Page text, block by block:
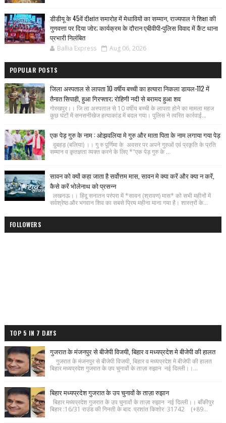
डीडीयू के 45वें दीक्षांत समारोह में मेधावियों का सम्मान, राज्यपाल ने शिक्षा की
गुणवत्ता पर दिया जोर; कार्यक्रम के दौरान एबीवीपी-पुलिस विवाद में कैंट थाना
प्रभारी निलंबित
Ballia Express Aug 06, 2026
POPULAR POSTS
जिला अस्पताल से लापता 10 वर्षीय बच्ची का हत्यारा निकला डायल-112 में
तैनात सिपाही, हुआ गिरफ्तार; रोहिणी नदी से बरामद हुआ शव
गोरखपुर।। जि ला अस्पताल से 10 वर्षीय बच्ची के लापता होने का मामला महज
कुछ घंटों में सनसनीखेज हत्याकांड में बदल गया। पुलिस ने त्वरित कार्रवाई...
एक पेड़ गुरु के नाम : ओझवलिया मे गुरु और माता पिता के नाम लगाया गया पेड़
दुबहड़ (बलिया) ।। गु रु पूर्णिमा के अवसर पर अपने गुरुओं एवं प्रकृति के प्रति
सम्मान व कृतज्ञता व्यक्त करने के लिए *"एक पेड़ गुरु के ...
सावन को क्यों कहा जाता है सर्वोत्तम मास, सावन मे क्या करें और क्या न करें,
कैसे करें भोलेनाथ को प्रसन्न
लखनऊ।। हिंदू सनातन परंपरा में *सावन (श्रावण) मास* को सभी महीनों में
सर्वश्रेष्ठ और भगवान शिव का सबसे प्रिय महीना माना गया है। शास्त्रों के...
FOLLOWERS
TOP 5 IN 7 DAYS
गुजरात के मंजनपुर से बीजेपी विजयी, बिहार व मध्यप्रदेश मे बीजेपी की हालत
गुजरात के मंजनपुर से बीजेपी विजयी, बिहार व मध्यप्रदेश मे बीजेपी की हालत
बिहार मध्यप्रदेश गुजरात के उप चुनावों के ताज़ा रुझान नई दिल्ली।।...
बिहार मध्यप्रदेश गुजरात के उप चुनावों के ताज़ा रुझान
बिहार मध्यप्रदेश गुजरात के उप चुनावों के ताज़ा रुझान नई दिल्ली।। बाँकीपुर
बिहार :16/31 राउंड की गिनती के बाद प्रशांत किशोर 31742 (+89...